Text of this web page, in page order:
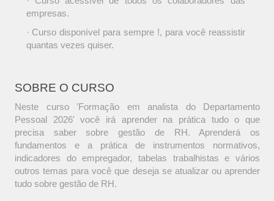
empresas.
· Curso disponível para sempre !, para você reassistir
quantas vezes quiser.
SOBRE O CURSO
Neste curso 'Formação em analista do Departamento
Pessoal 2026' você irá aprender na prática tudo o que
precisa saber sobre gestão de RH. Aprenderá os
fundamentos e a prática de instrumentos normativos,
indicadores do empregador, tabelas trabalhistas e vários
outros temas para você que deseja se atualizar ou aprender
tudo sobre gestão de RH.